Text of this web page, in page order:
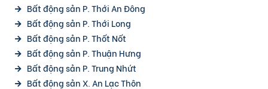
Bất động sản P. Thới An Đông
Bất động sản P. Thới Long
Bất động sản P. Thốt Nốt
Bất động sản P. Thuận Hưng
Bất động sản P. Trung Nhứt
Bất động sản X. An Lạc Thôn